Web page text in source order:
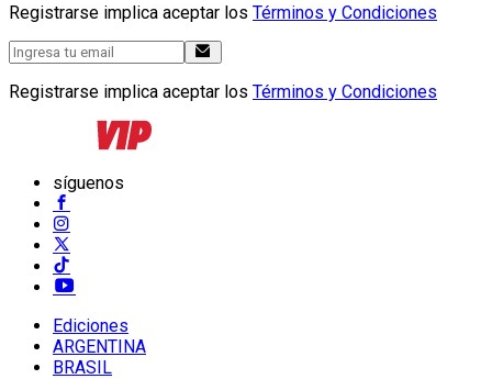
Registrarse implica aceptar los Términos y Condiciones
Registrarse implica aceptar los Términos y Condiciones
síguenos
Ediciones
ARGENTINA
BRASIL